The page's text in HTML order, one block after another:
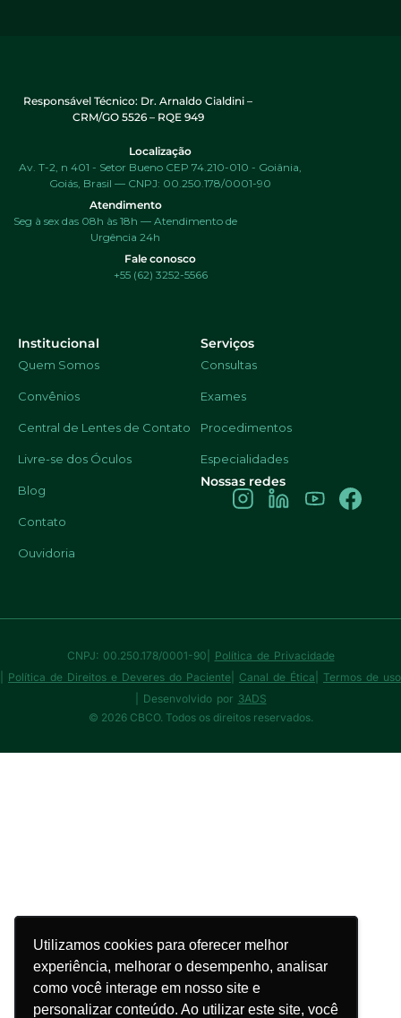
Utilizamos cookies para oferecer melhor
experiência, melhorar o desempenho, analisar
como você interage em nosso site e
personalizar conteúdo. Ao utilizar este site, você
Utilizamos cookies para oferecer melhor
experiência, melhorar o desempenho, analisar
como você interage em nosso site e
personalizar conteúdo. Ao utilizar este site, você
Responsável Técnico: Dr. Arnaldo Cialdini –
CRM/GO 5526 – RQE 949
Localização
Av. T-2, n 401 - Setor Bueno CEP 74.210-010 - Goiânia,
Goiás, Brasil — CNPJ: 00.250.178/0001-90
Atendimento
Seg à sex das 08h às 18h — Atendimento de
Urgência 24h
Fale conosco
+55 (62) 3252-5566
Institucional
Quem Somos
Convênios
Central de Lentes de Contato
Livre-se dos Óculos
Blog
Contato
Ouvidoria
Serviços
Consultas
Exames
Procedimentos
Especialidades
Nossas redes
CNPJ: 00.250.178/0001-90
Política de Privacidade
Política de Direitos e Deveres do Paciente Canal de Ética
Termos de uso
| Desenvolvido por 3ADS
© 2026 CBCO. Todos os direitos reservados.